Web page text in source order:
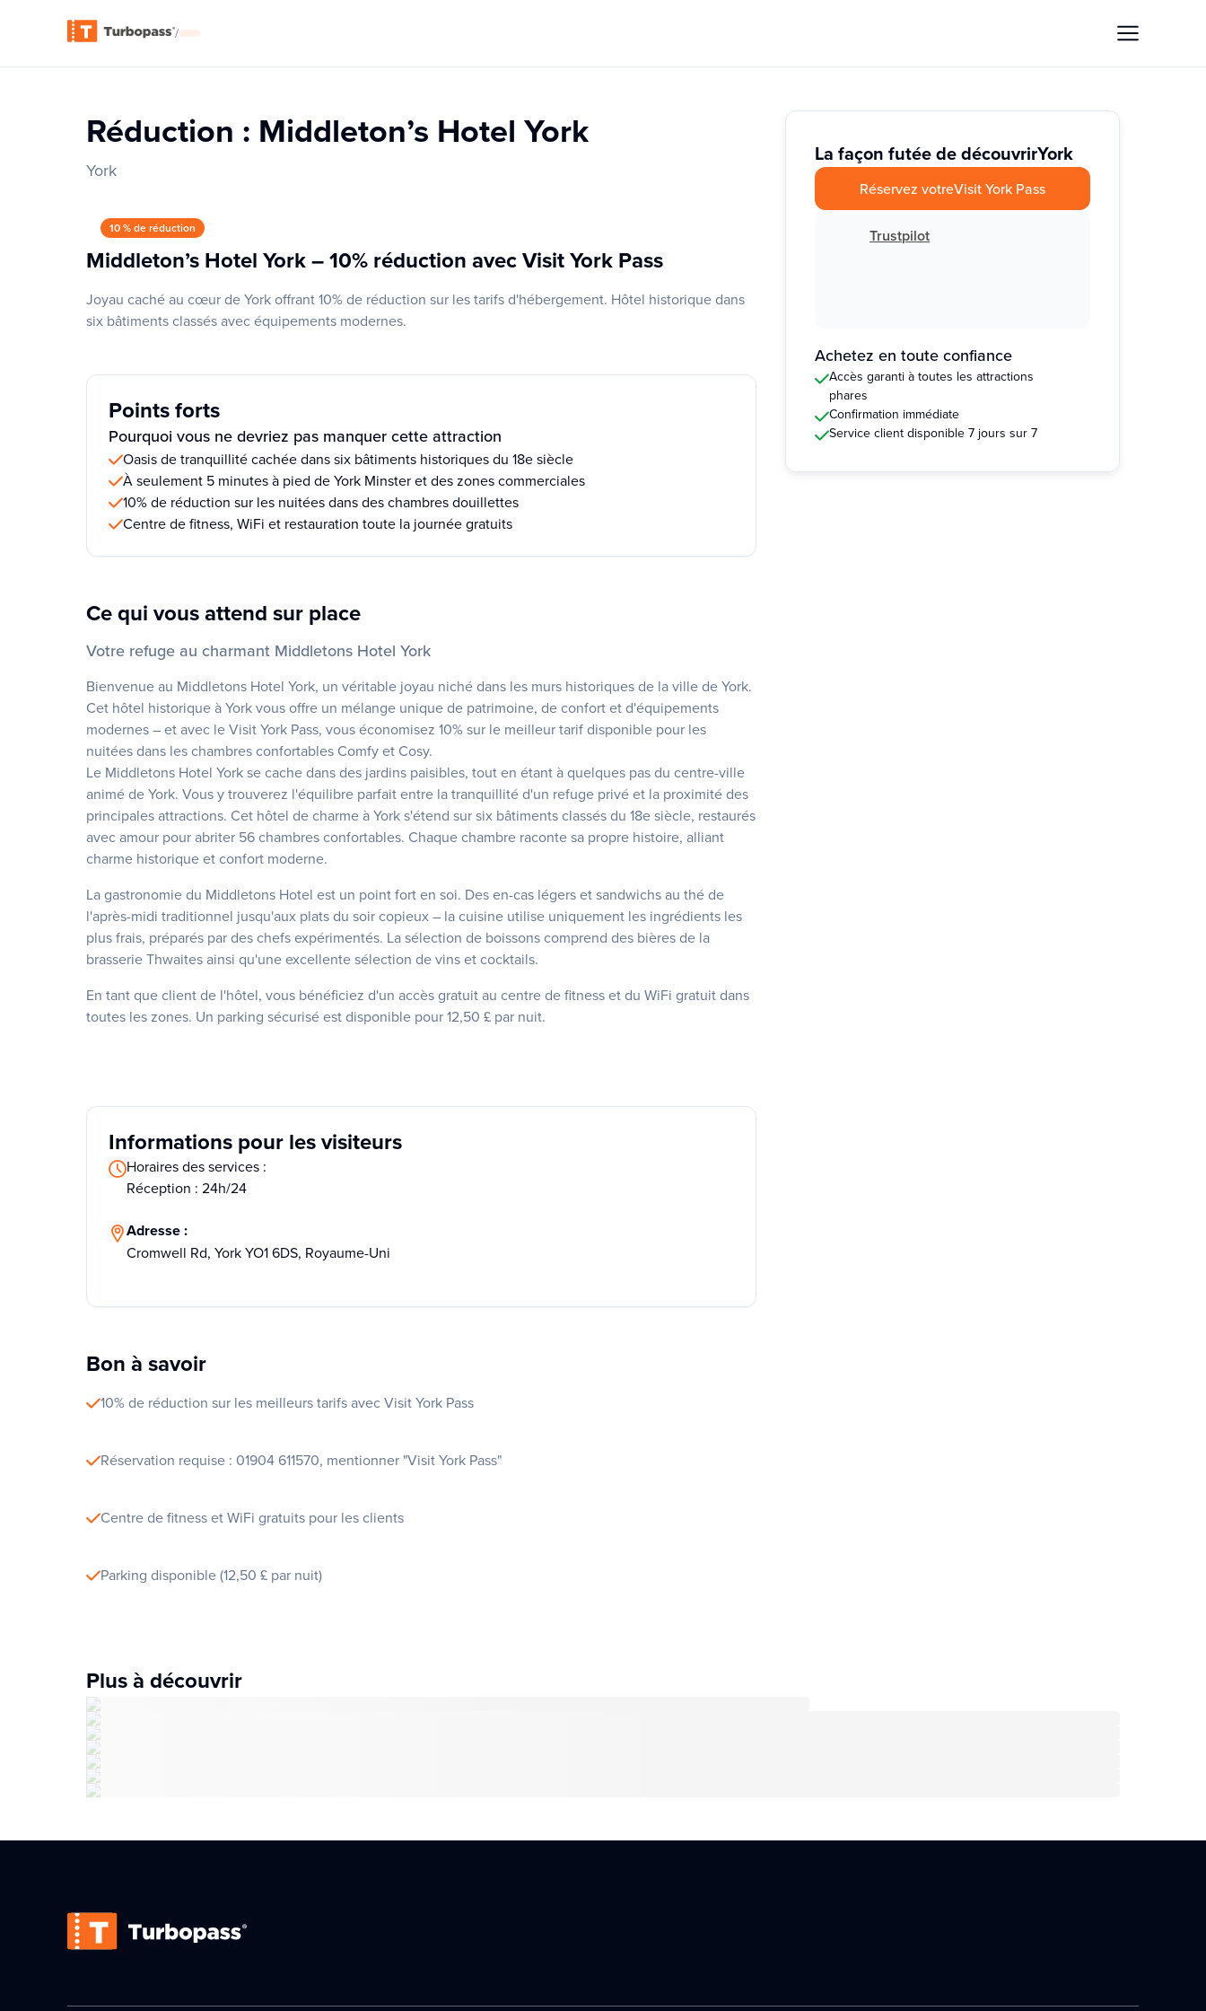
/
Réduction : Middleton’s Hotel York
York
10 % de réduction
Middleton’s Hotel York – 10% réduction avec Visit York Pass
Joyau caché au cœur de York offrant 10% de réduction sur les tarifs d'hébergement. Hôtel historique dans
six bâtiments classés avec équipements modernes.
Points forts
Pourquoi vous ne devriez pas manquer cette attraction
Oasis de tranquillité cachée dans six bâtiments historiques du 18e siècle
À seulement 5 minutes à pied de York Minster et des zones commerciales
10% de réduction sur les nuitées dans des chambres douillettes
Centre de fitness, WiFi et restauration toute la journée gratuits
Ce qui vous attend sur place
Votre refuge au charmant Middletons Hotel York
Bienvenue au Middletons Hotel York, un véritable joyau niché dans les murs historiques de la ville de York.
Cet hôtel historique à York vous offre un mélange unique de patrimoine, de confort et d'équipements
modernes – et avec le Visit York Pass, vous économisez 10% sur le meilleur tarif disponible pour les
nuitées dans les chambres confortables Comfy et Cosy.
Le Middletons Hotel York se cache dans des jardins paisibles, tout en étant à quelques pas du centre-ville
animé de York. Vous y trouverez l'équilibre parfait entre la tranquillité d'un refuge privé et la proximité des
principales attractions. Cet hôtel de charme à York s'étend sur six bâtiments classés du 18e siècle, restaurés
avec amour pour abriter 56 chambres confortables. Chaque chambre raconte sa propre histoire, alliant
charme historique et confort moderne.
La gastronomie du Middletons Hotel est un point fort en soi. Des en-cas légers et sandwichs au thé de
l'après-midi traditionnel jusqu'aux plats du soir copieux – la cuisine utilise uniquement les ingrédients les
plus frais, préparés par des chefs expérimentés. La sélection de boissons comprend des bières de la
brasserie Thwaites ainsi qu'une excellente sélection de vins et cocktails.
En tant que client de l'hôtel, vous bénéficiez d'un accès gratuit au centre de fitness et du WiFi gratuit dans
toutes les zones. Un parking sécurisé est disponible pour 12,50 £ par nuit.
Informations pour les visiteurs
Horaires des services :
Réception : 24h/24
Adresse :
Cromwell Rd, York YO1 6DS, Royaume-Uni
Bon à savoir
10% de réduction sur les meilleurs tarifs avec Visit York Pass
Réservation requise : 01904 611570, mentionner "Visit York Pass"
Centre de fitness et WiFi gratuits pour les clients
Parking disponible (12,50 £ par nuit)
La façon futée de découvrirYork
Réservez votreVisit York Pass
Trustpilot
Achetez en toute confiance
Accès garanti à toutes les attractions
phares
Confirmation immédiate
Service client disponible 7 jours sur 7
Plus à découvrir